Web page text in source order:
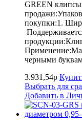
GREEN
покупки:1.
черными
3.931,54р
Выбрать для
Добавить в